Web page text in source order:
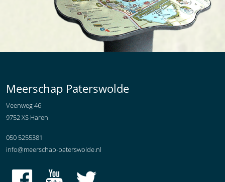
Meerschap Paterswolde
Veenweg 46
9752 XS Haren
050 5255381
info@meerschap-paterswolde.nl